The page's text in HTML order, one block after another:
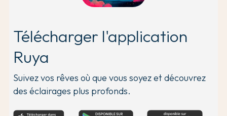
Télécharger l'application
Ruya
Suivez vos rêves où que vous soyez et découvrez
des éclairages plus profonds.